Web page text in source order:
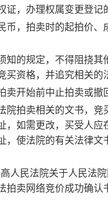
证，办理权属变更登记
币，拍卖时的起拍价
知的规定，不得阻挠
买资格，并追究相关的
卖开始前中止拍卖或撤
院拍卖相关的文书，
，如需更改，买受人
，使法院的有关法律
高人民法院关于人民法
拍卖网络竞价成功确